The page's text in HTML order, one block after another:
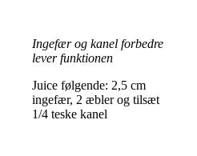
Ingefær og kanel forbedre
lever funktionen
Juice følgende: 2,5 cm
ingefær, 2 æbler og tilsæt
1/4 teske kanel